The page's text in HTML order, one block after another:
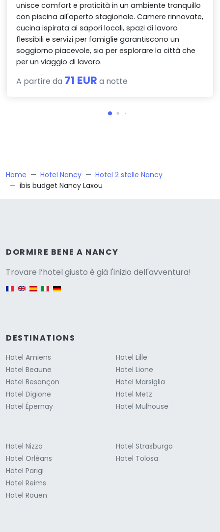
unisce comfort e praticità in un ambiente tranquillo
con piscina all'aperto stagionale. Camere rinnovate,
cucina ispirata ai sapori locali, spazi di lavoro
flessibili e servizi per famiglie garantiscono un
soggiorno piacevole, sia per esplorare la città che
per un viaggio di lavoro.
A partire da 71 EUR a notte
Home Hotel Nancy
Hotel 2 stelle Nancy
ibis budget Nancy Laxou
DORMIRE BENE A NANCY
Trovare l’hotel giusto è già l'inizio dell'avventura!
English version
DESTINATIONS
Hotel Amiens
Hotel Beaune
Hotel Besançon
Hotel Digione
Hotel Épernay
Hotel Lille
Hotel Lione
Hotel Marsiglia
Hotel Metz
Hotel Mulhouse
Hotel Nizza
Hotel Orléans
Hotel Parigi
Hotel Reims
Hotel Rouen
Hotel Strasburgo
Hotel Tolosa